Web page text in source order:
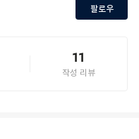
팔로우
11
작성 리뷰